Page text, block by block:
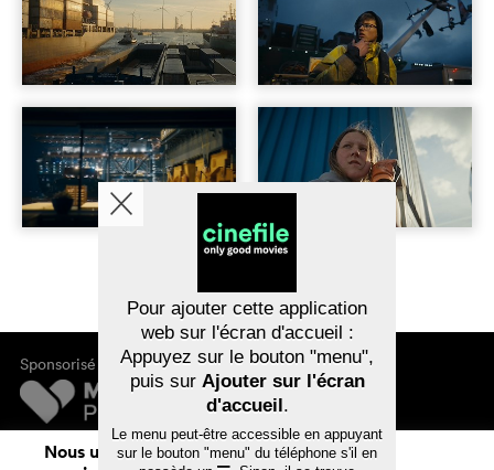
Sponsorisé par
Mentions légales
Confidentialité des données
Nous utilisons des cookies. En naviguant
Pour ajouter cette application
web sur l'écran d'accueil :
Appuyez sur le bouton "menu",
puis sur Ajouter sur l'écran
d'accueil.
Le menu peut-être accessible en appuyant
sur le bouton "menu" du téléphone s'il en